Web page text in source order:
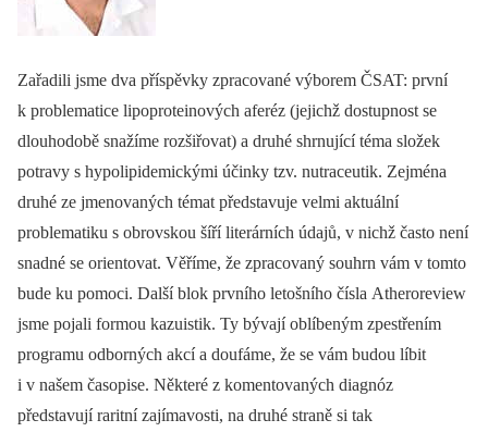
Zařadili jsme dva příspěvky zpracované výborem ČSAT: první
k problematice lipoproteinových aferéz (jejichž dostupnost se
dlouhodobě snažíme rozšiřovat) a druhé shrnující téma složek
potravy s hypolipidemickými účinky tzv. nutraceutik. Zejména
druhé ze jmenovaných témat představuje velmi aktuální
problematiku s obrovskou šíří literárních údajů, v nichž často není
snadné se orientovat. Věříme, že zpracovaný souhrn vám v tomto
bude ku pomoci. Další blok prvního letošního čísla Atheroreview
jsme pojali formou kazuistik. Ty bývají oblíbeným zpestřením
programu odborných akcí a doufáme, že se vám budou líbit
i v našem časopise. Některé z komentovaných diagnóz
představují raritní zajímavosti, na druhé straně si tak